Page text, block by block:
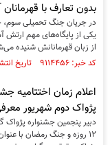
بدون تعارف با
در جریان جنگ تحمیلی سوم،
یکی از پایگاه‌های مهم ارتش
از زبان قهرمانانش شنیده
کد خبر: ۹۱۱۴۴۵۶ تاریخ انتشار : ۱۴۰۵/۰۵/۰۹
اعلام زمان اختتامیه
پژواک دوم شهریور
دبیر پنجمین جشنواره
۱۲ روزه و جنگ رمضان با